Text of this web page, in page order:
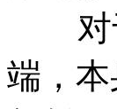
对于
端，